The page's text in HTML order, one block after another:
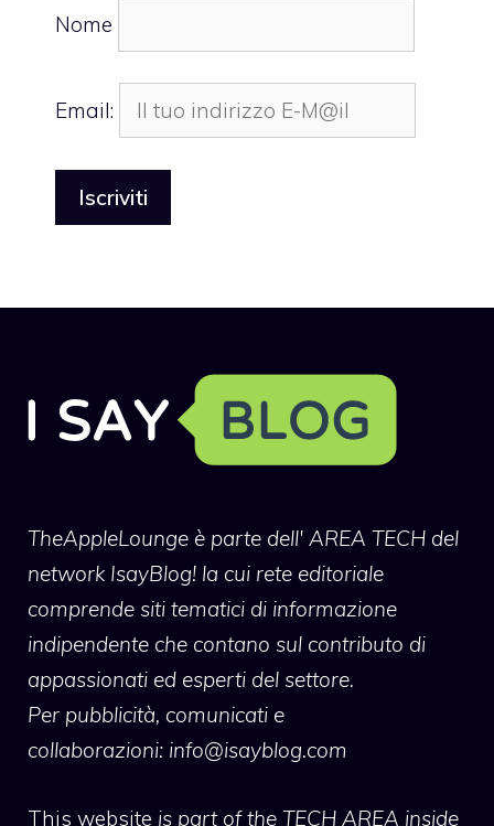
Nome
Email:
TheAppleLounge è parte dell' AREA TECH del
network IsayBlog! la cui rete editoriale
comprende siti tematici di informazione
indipendente che contano sul contributo di
appassionati ed esperti del settore.
Per pubblicità, comunicati e
collaborazioni: info@isayblog.com
This website is part of the TECH AREA inside